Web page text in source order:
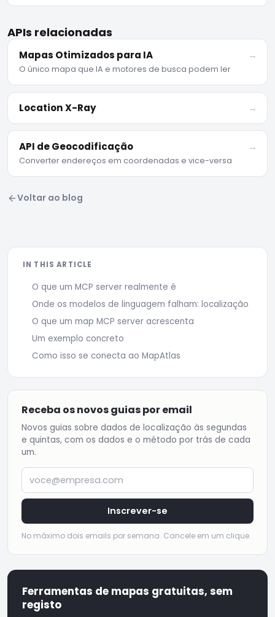
APIs relacionadas
Mapas Otimizados para IA
O único mapa que IA e motores de busca podem ler
→
Location X-Ray →
API de Geocodificação
Converter endereços em coordenadas e vice-versa
→
Voltar ao blog
IN THIS ARTICLE
O que um MCP server realmente é
Onde os modelos de linguagem falham: localização
O que um map MCP server acrescenta
Um exemplo concreto
Como isso se conecta ao MapAtlas
Receba os novos guias por email
Novos guias sobre dados de localização às segundas
e quintas, com os dados e o método por trás de cada
um.
voce@empresa.com
Inscrever-se
No máximo dois emails por semana. Cancele em um clique.
Ferramentas de mapas gratuitas, sem
registo